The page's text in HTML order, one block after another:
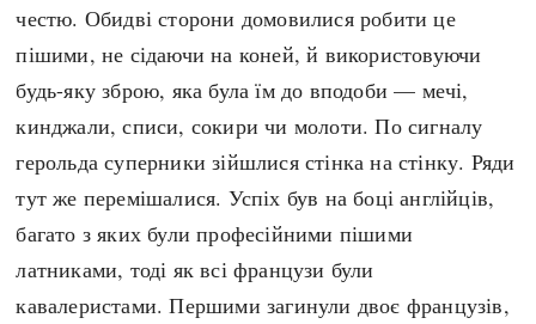
честю. Обидві сторони домовилися робити це
пішими, не сідаючи на коней, й використовуючи
будь-яку зброю, яка була їм до вподоби — мечі,
кинджали, списи, сокири чи молоти. По сигналу
герольда суперники зійшлися стінка на стінку. Ряди
тут же перемішалися. Успіх був на боці англійців,
багато з яких були професійними пішими
латниками, тоді як всі французи були
кавалеристами. Першими загинули двоє французів,